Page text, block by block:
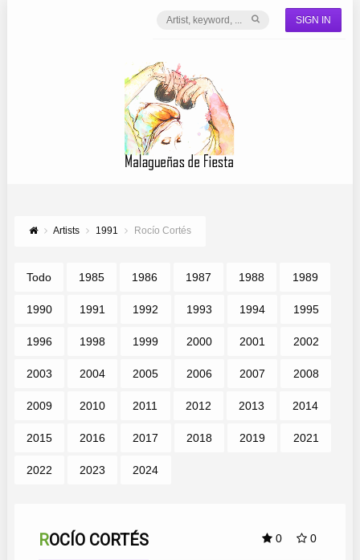
SIGN IN
Artists 1991 Rocío Cortés
Todo 1985 1986 1987 1988 1989
1990 1991 1992 1993 1994 1995
1996 1998 1999 2000 2001 2002
2003 2004 2005 2006 2007 2008
2009 2010 2011 2012 2013 2014
2015 2016 2017 2018 2019 2021
2022 2023 2024
0 0
ROCÍO CORTÉS